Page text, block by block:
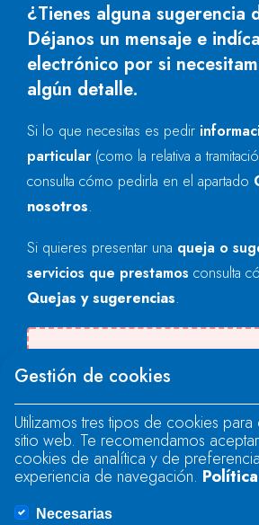
¿Tienes alguna sugerencia
Déjanos un mensaje e
electrónico por si
algún detalle.
Si lo que necesitas es pedir
particular (como la relativa a
consulta cómo pedirla en el apartado
nosotros.
Si quieres presentar una queja o
servicios que prestamos consulta
Quejas y sugerencias.
"text".
Se produjo un error al
"text".
Gestión de cookies
Utilizamos tres tipos de cookies para
sitio web. Te recomendamos
cookies de analítica y de
experiencia de navegación.
Necesarias